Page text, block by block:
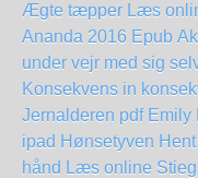
Ægte tæpper Læs
Ananda 2016 Epub
under vejr med sig
Konsekvens in
Jernalderen pdf Emily
ipad Hønsetyven
hånd Læs online